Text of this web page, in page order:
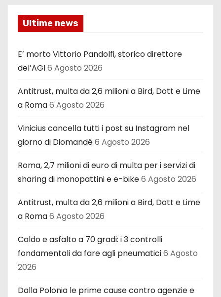
Ultime news
E’ morto Vittorio Pandolfi, storico direttore
del’AGI6 Agosto 2026
Antitrust, multa da 2,6 milioni a Bird, Dott e Lime
a Roma6 Agosto 2026
Vinicius cancella tutti i post su Instagram nel
giorno di Diomandé6 Agosto 2026
Roma, 2,7 milioni di euro di multa per i servizi di
sharing di monopattini e e-bike6 Agosto 2026
Antitrust, multa da 2,6 milioni a Bird, Dott e Lime
a Roma6 Agosto 2026
Caldo e asfalto a 70 gradi: i 3 controlli
fondamentali da fare agli pneumatici6 Agosto
2026
Dalla Polonia le prime cause contro agenzie e